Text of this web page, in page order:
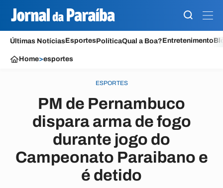
Últimas NotíciasEsportesPolíticaQual a Boa?Entretenimento
Home>esportes
ESPORTES
PM de Pernambuco
dispara arma de fogo
durante jogo do
Campeonato Paraibano e
é detido